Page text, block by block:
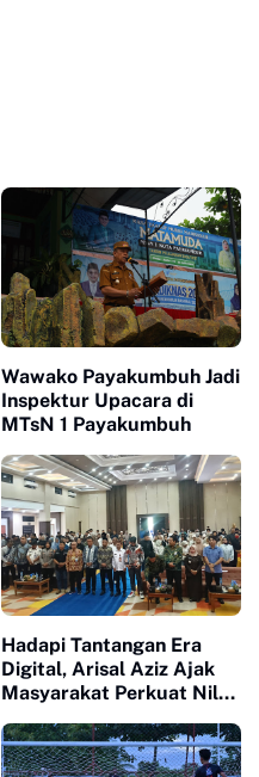
Wawako Payakumbuh Jadi
Inspektur Upacara di
MTsN 1 Payakumbuh
Hadapi Tantangan Era
Digital, Arisal Aziz Ajak
Masyarakat Perkuat Nilai